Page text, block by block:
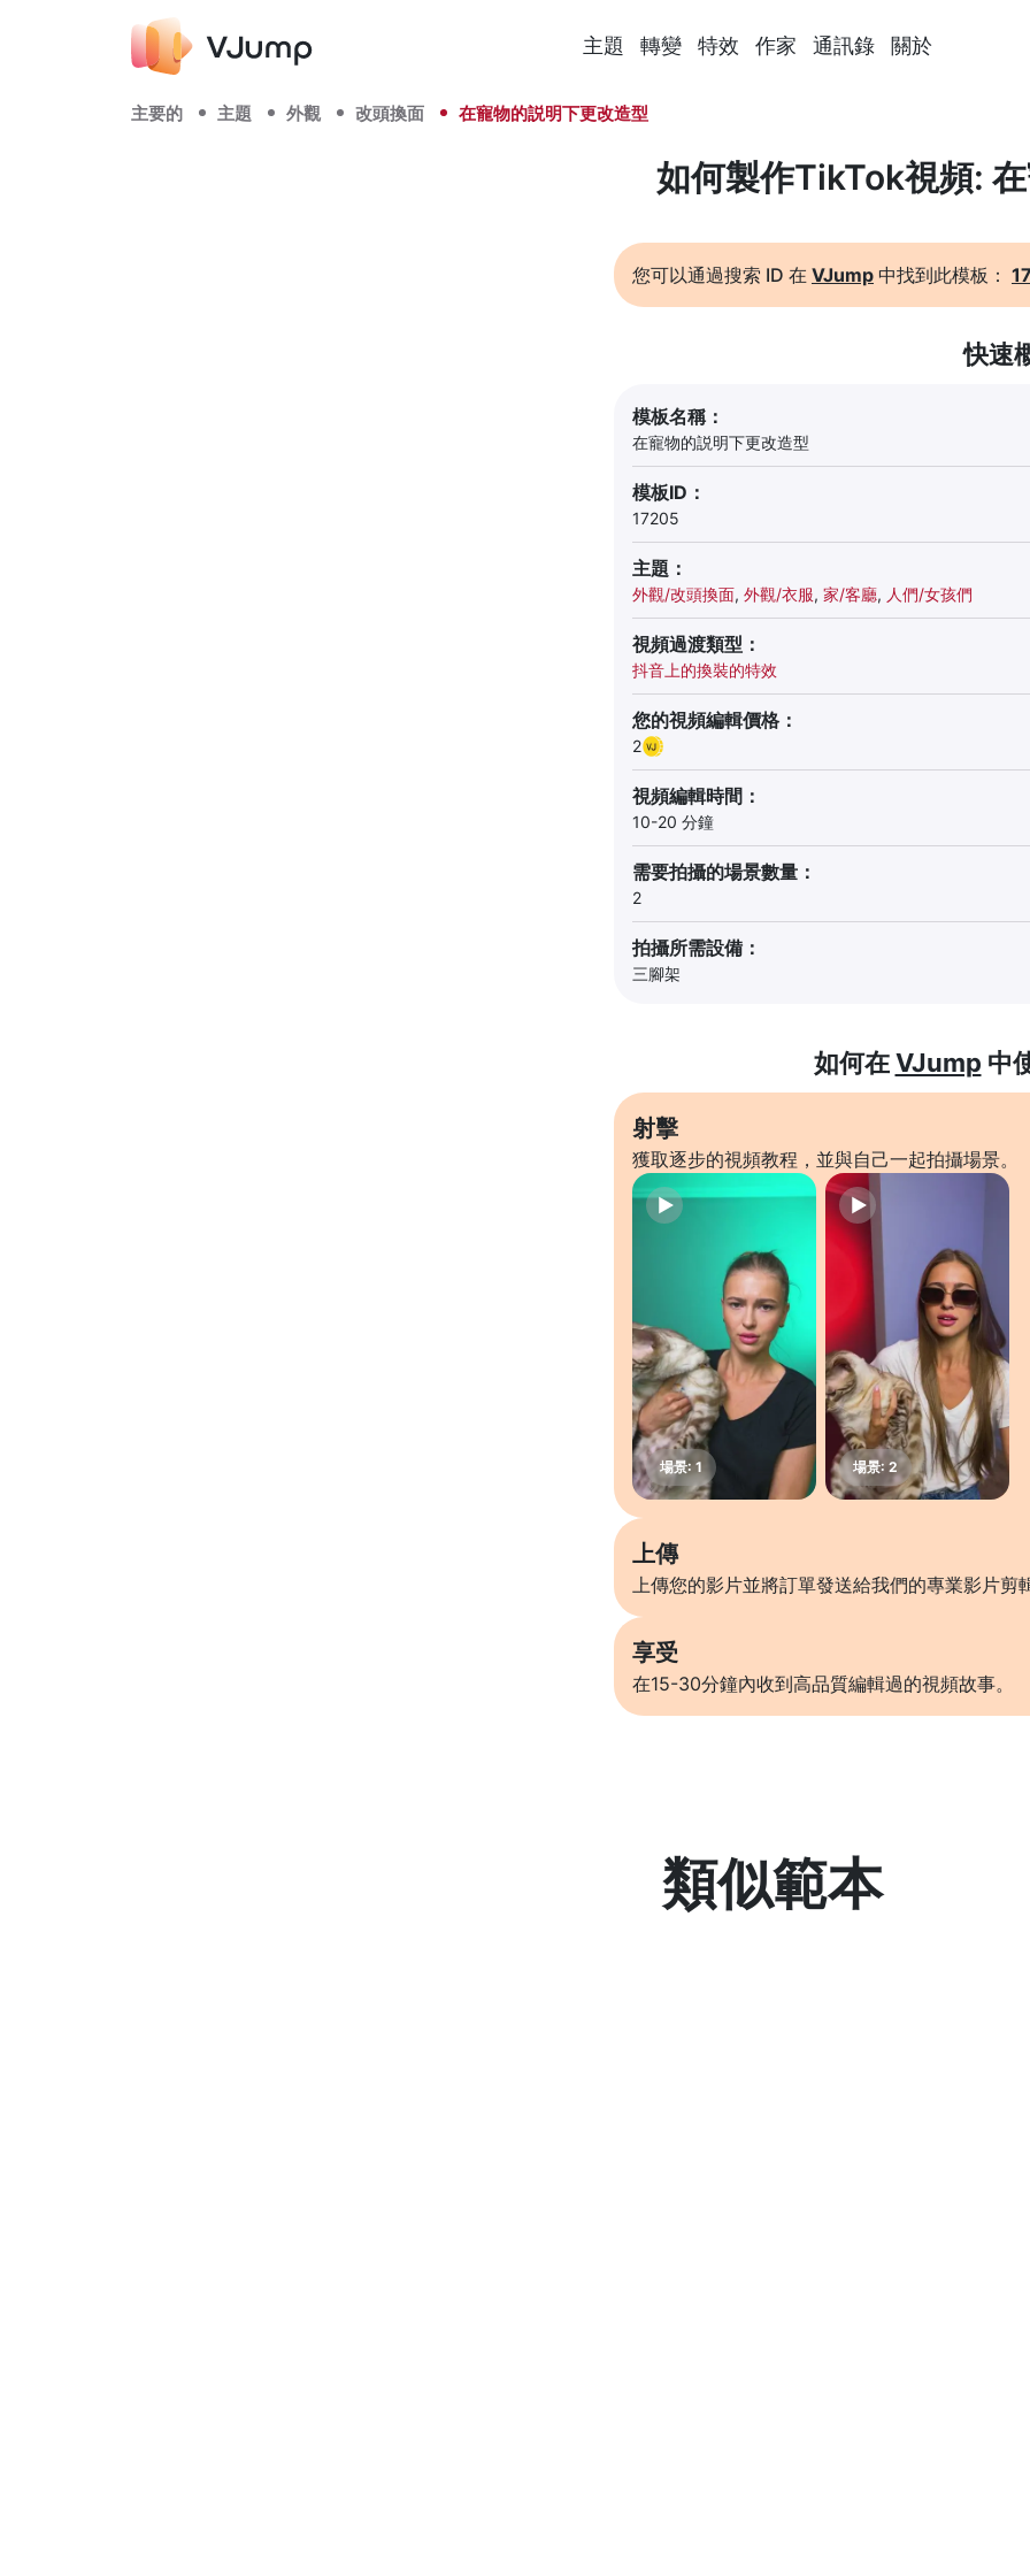
主題 轉變 特效 作家 通訊錄 關於
主要的 主題 外觀 改頭換面 在寵物的説明下更改造型
如何製作TikTok視頻:
您可以通過搜索 ID 在 VJump 中找到此模板：
快速
模板名稱：
在寵物的説明下更改造型
模板ID：
17205
主題：
外觀/改頭換面, 外觀/衣服, 家/客廳, 人們/女孩們
視頻過渡類型：
抖音上的換裝的特效
您的視頻編輯價格：
2
視頻編輯時間：
10-20 分鐘
需要拍攝的場景數量：
2
拍攝所需設備：
三腳架
如何在VJump 中
射擊
獲取逐步的視頻教程，並與自己一起拍攝場景。
上傳
上傳您的影片並將訂單發送給我們的專業影片剪
享受
在15-30分鐘內收到高品質編輯過的視頻故事。
類似範本